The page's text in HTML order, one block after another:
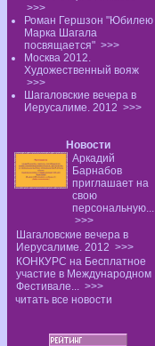
>>>
Роман Гершзон "Юбилею
Марка Шагала
посвящается" >>>
Москва 2012.
Художественный вояж
>>>
Шагаловские вечера в
Иерусалиме. 2012 >>>
Новости
Аркадий
Барнабов
приглашает на
свою
персональную...
>>>
Шагаловские вечера в
Иерусалиме. 2012 >>>
КОНКУРС на Бесплатное
участие в Международном
Фестивале... >>>
читать все новости